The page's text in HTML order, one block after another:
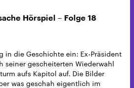
Hörspiel – Folge 18
in die Geschichte ein: Ex-Präsident
seiner gescheiterten Wiederwahl
aufs Kapitol auf. Die Bilder
was geschah eigentlich im